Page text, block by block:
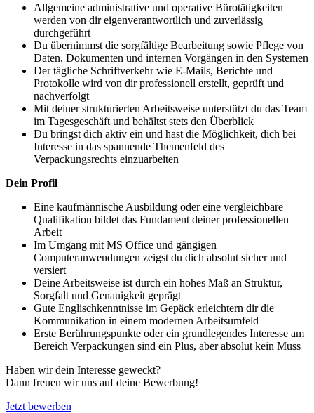
Allgemeine administrative und operative Bürotätigkeiten
werden von dir eigenverantwortlich und zuverlässig
durchgeführt
Du übernimmst die sorgfältige Bearbeitung sowie Pflege von
Daten, Dokumenten und internen Vorgängen in den Systemen
Der tägliche Schriftverkehr wie E-Mails, Berichte und
Protokolle wird von dir professionell erstellt, geprüft und
nachverfolgt
Mit deiner strukturierten Arbeitsweise unterstützt du das Team
im Tagesgeschäft und behältst stets den Überblick
Du bringst dich aktiv ein und hast die Möglichkeit, dich bei
Interesse in das spannende Themenfeld des
Verpackungsrechts einzuarbeiten
Dein Profil
Eine kaufmännische Ausbildung oder eine vergleichbare
Qualifikation bildet das Fundament deiner professionellen
Arbeit
Im Umgang mit MS Office und gängigen
Computeranwendungen zeigst du dich absolut sicher und
versiert
Deine Arbeitsweise ist durch ein hohes Maß an Struktur,
Sorgfalt und Genauigkeit geprägt
Gute Englischkenntnisse im Gepäck erleichtern dir die
Kommunikation in einem modernen Arbeitsumfeld
Erste Berührungspunkte oder ein grundlegendes Interesse am
Bereich Verpackungen sind ein Plus, aber absolut kein Muss
Haben wir dein Interesse geweckt?
Dann freuen wir uns auf deine Bewerbung!
Jetzt bewerben